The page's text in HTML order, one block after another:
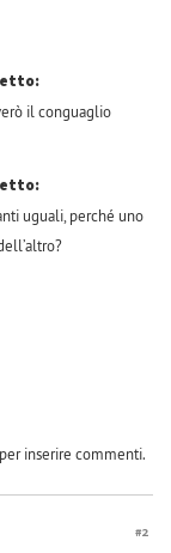
il conguaglio
uguali, perché uno
inserire commenti.
#2